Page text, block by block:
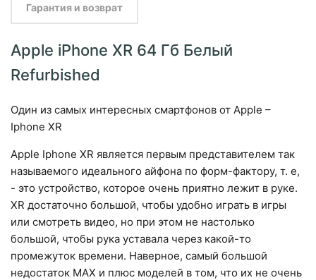
Гарантия и возврат
Apple iPhone XR 64 Гб Белый
Refurbished
Один из самых интересных смартфонов от Apple –
Iphone XR
Apple Iphone XR является первым представителем так
называемого идеального айфона по форм-фактору, т. е,
- это устройство, которое очень приятно лежит в руке.
XR достаточно большой, чтобы удобно играть в игры
или смотреть видео, но при этом не настолько
большой, чтобы рука уставала через какой-то
промежуток времени. Наверное, самый большой
недостаток MAX и плюс моделей в том, что их не очень